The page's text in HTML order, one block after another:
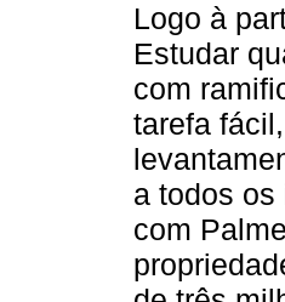
Logo à
Estudar
com
tarefa
a todos
com